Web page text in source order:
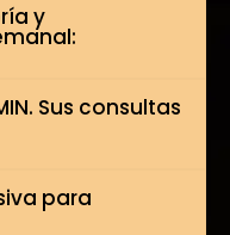
y
Sus consultas
para